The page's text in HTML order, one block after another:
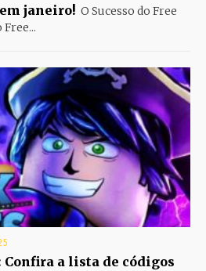
janeiro! O Sucesso do Free
a lista de códigos